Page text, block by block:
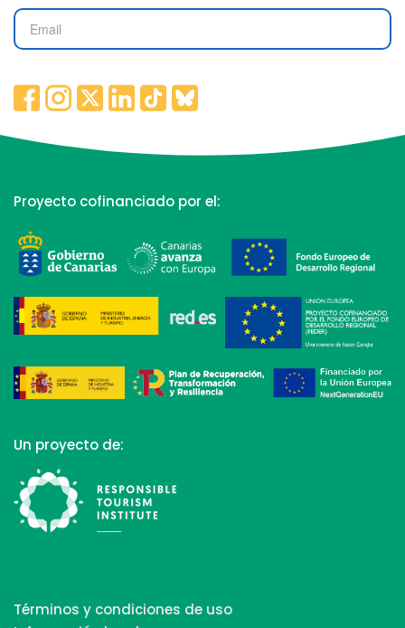
Proyecto cofinanciado por el:
Un proyecto de:
Términos y condiciones de uso